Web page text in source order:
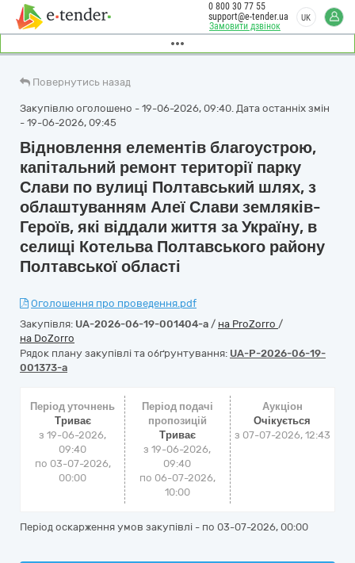
Замовити дзвінок
0 800 30 77 55
support@e-tender.ua
UK
Повернутись назад
Закупівлю оголошено - 19-06-2026, 09:40. Дата останніх змін
- 19-06-2026, 09:45
Відновлення елементів благоустрою,
капітальний ремонт території парку
Слави по вулиці Полтавський шлях, з
облаштуванням Алеї Слави земляків-
Героїв, які віддали життя за Україну, в
селищі Котельва Полтавського району
Полтавської області
Оголошення про проведення.pdf
Закупівля: UA-2026-06-19-001404-a / на ProZorro /
на DoZorro
Рядок плану закупівлі та обґрунтування: UA-P-2026-06-19-
001373-a
Період уточнень
Триває
з 19-06-2026,
09:40
по 03-07-2026,
00:00
Період подачі
пропозицій
Триває
з 19-06-2026,
09:40
по 06-07-2026,
10:00
Аукціон
Очікується
з 07-07-2026, 12:43
Період оскарження умов закупівлі - по 03-07-2026, 00:00